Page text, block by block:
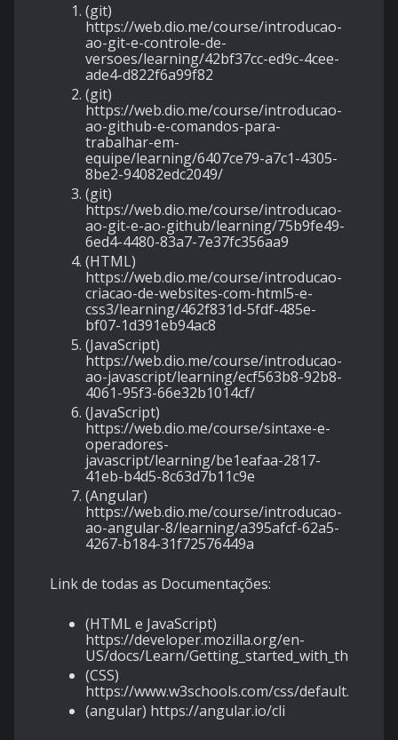
(git)
https://web.dio.me/course/introducao-
ao-git-e-controle-de-
versoes/learning/42bf37cc-ed9c-4cee-
ade4-d822f6a99f82
(git)
https://web.dio.me/course/introducao-
ao-github-e-comandos-para-
trabalhar-em-
equipe/learning/6407ce79-a7c1-4305-
8be2-94082edc2049/
(git)
https://web.dio.me/course/introducao-
ao-git-e-ao-github/learning/75b9fe49-
6ed4-4480-83a7-7e37fc356aa9
(HTML)
https://web.dio.me/course/introducao-
criacao-de-websites-com-html5-e-
css3/learning/462f831d-5fdf-485e-
bf07-1d391eb94ac8
(JavaScript)
https://web.dio.me/course/introducao-
ao-javascript/learning/ecf563b8-92b8-
4061-95f3-66e32b1014cf/
(JavaScript)
https://web.dio.me/course/sintaxe-e-
operadores-
javascript/learning/be1eafaa-2817-
41eb-b4d5-8c63d7b11c9e
(Angular)
https://web.dio.me/course/introducao-
ao-angular-8/learning/a395afcf-62a5-
4267-b184-31f72576449a
Link de todas as Documentações:
(HTML e JavaScript)
https://developer.mozilla.org/en-
US/docs/Learn/
(CSS)
https://www.w3schools.com/css/default.asp
(angular) https://angular.io/cli